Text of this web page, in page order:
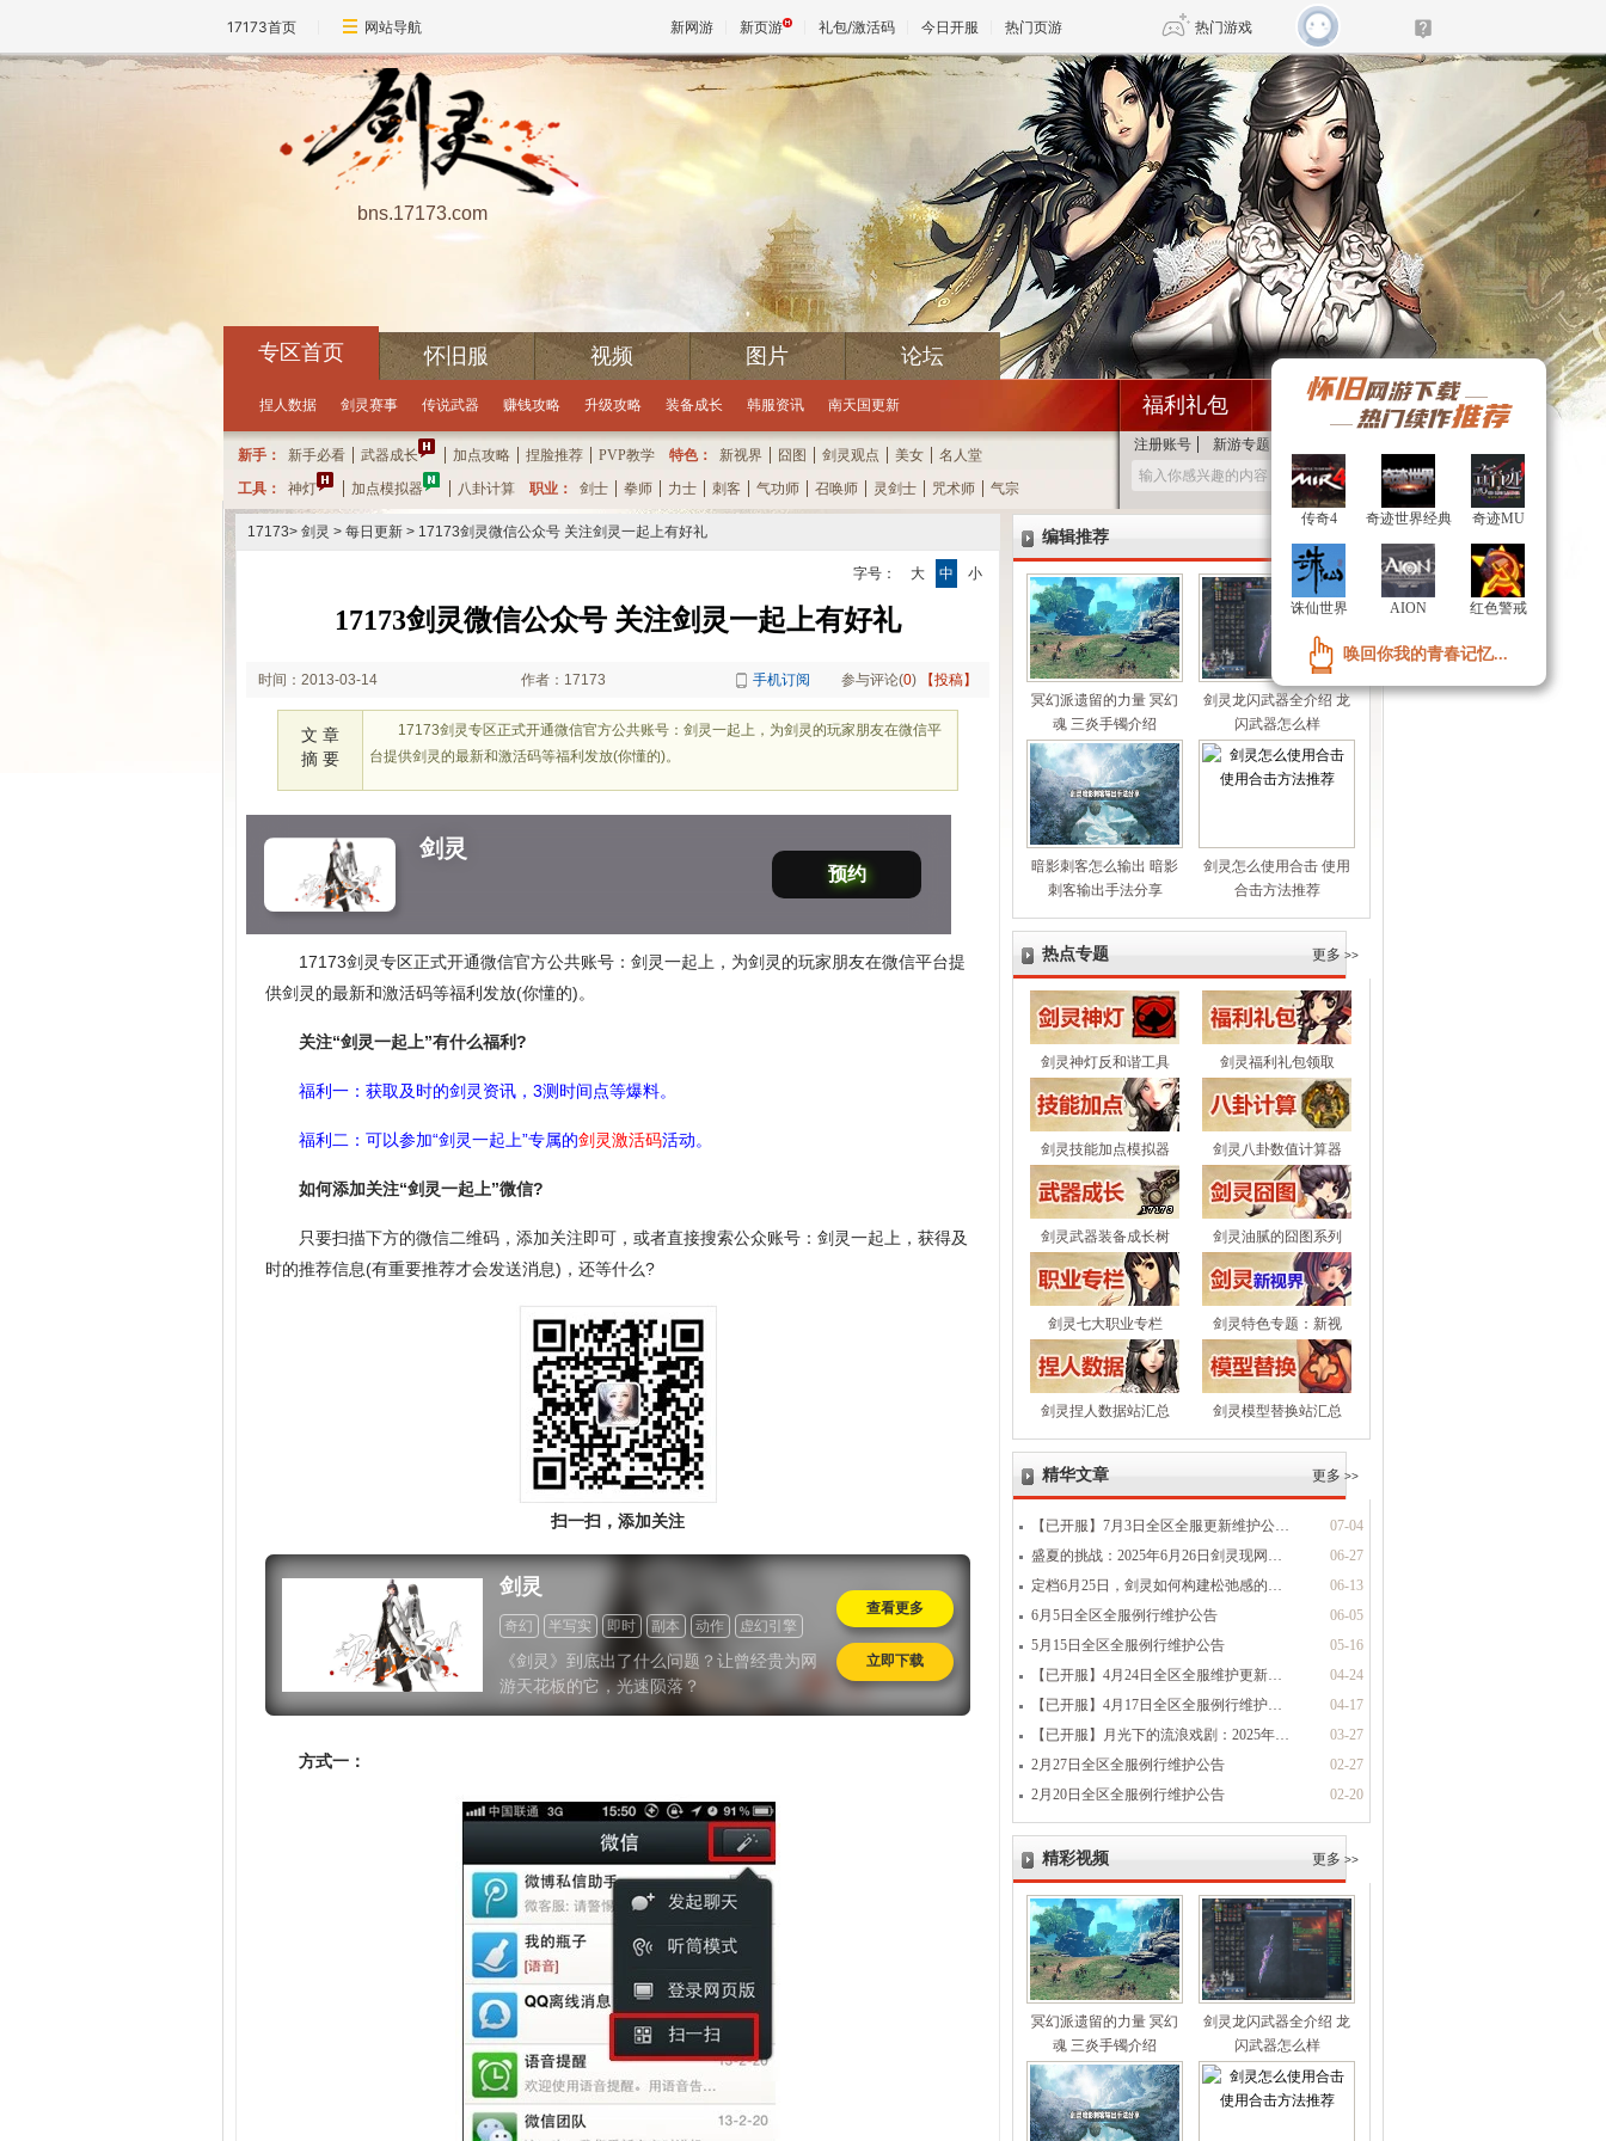
17173首页 网站导航 新网游 新页游 礼包/激活码 今日开服 热门页游 热门游戏
魔兽 DNF 传奇4
天堂 剑网3旗舰版 新天龙八部
王权与自由 诛仙世界 新仙侠5
bns.17173.com
点击领取礼包 每小时可抽奖一次哦 10分10秒距离下次抽奖还有
福利礼包 付费充值
注册账号 新游专题
捏人数据 剑灵赛事 传说武器 赚钱攻略 升级攻略 装备成长 韩服资讯 南天国更新
新手： 新手必看 武器成长 加点攻略 捏脸推荐 PVP教学 特色： 新视界 囧图 剑灵观点 美女
名人堂
工具：
神灯 加点模拟器 八卦计算 职业： 剑士 拳师 力士 刺客 气功师 召唤师 灵剑士 咒术师 气宗
专区首页 怀旧服 视频 图片 论坛
17173> 剑灵 > 每日更新 > 17173剑灵微信公众号 关注剑灵一起上有好礼
字号： 大 中 小
17173剑灵微信公众号 关注剑灵一起上有好礼
时间：2013-03-14
17:37
作者：17173 手机订阅 参与评论(0) 【投稿】
文 章
摘 要
17173剑灵专区正式开通微信官方公共账号：剑灵一起上，为剑灵的玩家朋友在微信平
台提供剑灵的最新和激活码等福利发放(你懂的)。
剑灵
预约
17173剑灵专区正式开通微信官方公共账号：剑灵一起上，为剑灵的玩家朋友在微信平台提
供剑灵的最新和激活码等福利发放(你懂的)。
关注“剑灵一起上”有什么福利?
福利一：获取及时的剑灵资讯，3测时间点等爆料。
福利二：可以参加“剑灵一起上”专属的剑灵激活码活动。
如何添加关注“剑灵一起上”微信?
只要扫描下方的微信二维码，添加关注即可，或者直接搜索公众账号：剑灵一起上，获得及
时的推荐信息(有重要推荐才会发送消息)，还等什么?
扫一扫，添加关注
剑灵
奇幻 半写实 即时 副本 动作
虚幻引擎
免费
海外 怀旧
《剑灵》到底出了什么问题？让曾经贵为网
游天花板的它，光速陨落？
查看更多
立即下载
方式一：
编辑推荐
冥幻派遗留的力量 冥幻
魂 三炎手镯介绍
剑灵龙闪武器全介绍 龙
闪武器怎么样
暗影刺客怎么输出 暗影
刺客输出手法分享
剑灵怎么使用合击 使用
合击方法推荐
热点专题 更多 >>
剑灵神灯反和谐工具 剑灵福利礼包领取
剑灵技能加点模拟器 剑灵八卦数值计算器
剑灵武器装备成长树 剑灵油腻的囧图系列
剑灵七大职业专栏
剑灵特色专题：新视
界
剑灵捏人数据站汇总 剑灵模型替换站汇总
精华文章 更多 >>
07-04
【已开服】7月3日全区全服更新维护公…
06-27
盛夏的挑战：2025年6月26日剑灵现网…
06-13
定档6月25日，剑灵如何构建松弛感的…
06-05
6月5日全区全服例行维护公告
05-16
5月15日全区全服例行维护公告
04-24
【已开服】4月24日全区全服维护更新…
04-17
【已开服】4月17日全区全服例行维护…
03-27
【已开服】月光下的流浪戏剧：2025年…
02-27
2月27日全区全服例行维护公告
02-20
2月20日全区全服例行维护公告
精彩视频 更多 >>
冥幻派遗留的力量 冥幻
魂 三炎手镯介绍
剑灵龙闪武器全介绍 龙
闪武器怎么样
传奇4 奇迹世界经典 奇迹MU
诛仙世界 AION 红色警戒
唤回你我的青春记忆...
传奇4 奇迹世界经典 奇迹MU
诛仙世界 AION 红色警戒
唤回你我的青春记忆...